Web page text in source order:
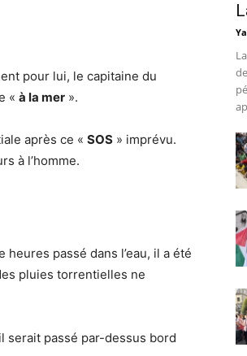
pour lui, le capitaine du
« à la mer ».
après ce « SOS » imprévu.
à l’homme.
passé dans l’eau, il a été
pluies torrentielles ne
serait passé par-dessus bord